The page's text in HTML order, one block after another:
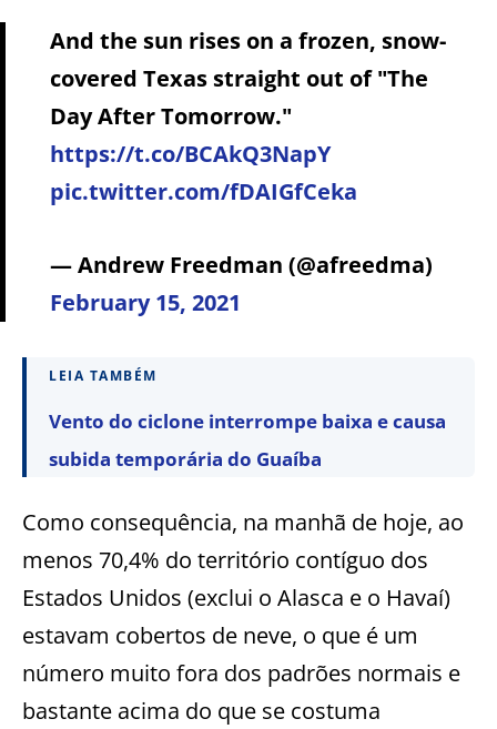
And the sun rises on a frozen, snow-
covered Texas straight out of "The
Day After Tomorrow."
https://t.co/BCAkQ3NapY
pic.twitter.com/fDAIGfCeka
— Andrew Freedman (@afreedma)
February 15, 2021
LEIA TAMBÉM
Vento do ciclone interrompe baixa e causa
subida temporária do Guaíba
Como consequência, na manhã de hoje, ao
menos 70,4% do território contíguo dos
Estados Unidos (exclui o Alasca e o Havaí)
estavam cobertos de neve, o que é um
número muito fora dos padrões normais e
bastante acima do que se costuma